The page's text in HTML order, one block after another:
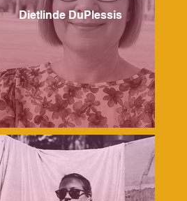
Dietlinde DuPlessis